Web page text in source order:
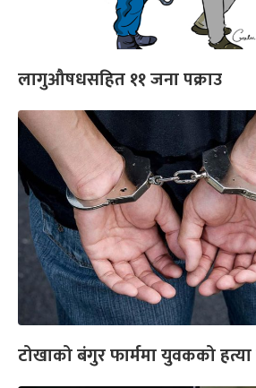
लागुऔषधसहित ११ जना पक्राउ
टोखाको बंगुर फार्ममा युवकको हत्या